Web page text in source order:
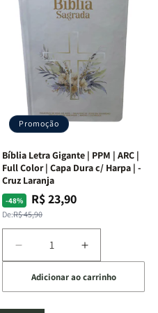
Livro
por
Livro
um
panorama
completo
dos
66
da
Bíblia
Equipe
teológica
Penkal
Livro
-
um
panorama
completo
dos
da
Bíblia
Penkal
Promoção
Bíblia Letra Gigante | PPM | ARC |
Full Color | Capa Dura c/ Harpa | -
Cruz Laranja
-48%
Preço
normal
De:R$ 45,90
Preço
promocional
R$ 23,90
Diminuir
a
quantidade
de
Bíblia
Aumentar
a
quantidade
de
Adicionar ao carrinho